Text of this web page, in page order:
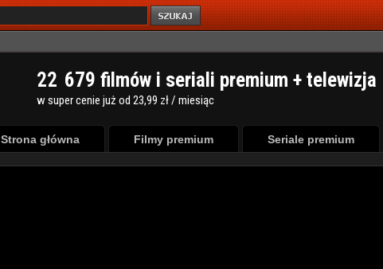
22 679 filmów i seriali premium + telewizja
w super cenie już od 23,99 zł / miesiąc
Strona główna Filmy premium Seriale premium